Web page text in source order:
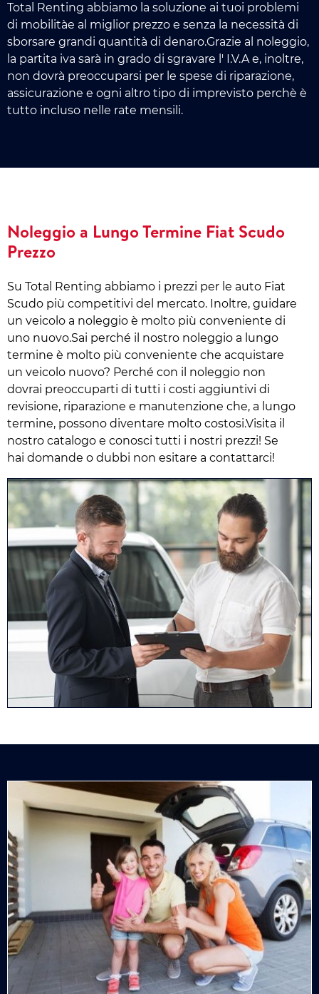
Total Renting abbiamo la soluzione ai tuoi problemi
di mobilitàe al miglior prezzo e senza la necessità di
sborsare grandi quantità di denaro.Grazie al noleggio,
la partita iva sarà in grado di sgravare l' I.V.A e, inoltre,
non dovrà preoccuparsi per le spese di riparazione,
assicurazione e ogni altro tipo di imprevisto perchè è
tutto incluso nelle rate mensili.
Noleggio a Lungo Termine Fiat Scudo
Prezzo
Su Total Renting abbiamo i prezzi per le auto Fiat
Scudo più competitivi del mercato. Inoltre, guidare
un veicolo a noleggio è molto più conveniente di
uno nuovo.Sai perché il nostro noleggio a lungo
termine è molto più conveniente che acquistare
un veicolo nuovo? Perché con il noleggio non
dovrai preoccuparti di tutti i costi aggiuntivi di
revisione, riparazione e manutenzione che, a lungo
termine, possono diventare molto costosi.Visita il
nostro catalogo e conosci tutti i nostri prezzi! Se
hai domande o dubbi non esitare a contattarci!